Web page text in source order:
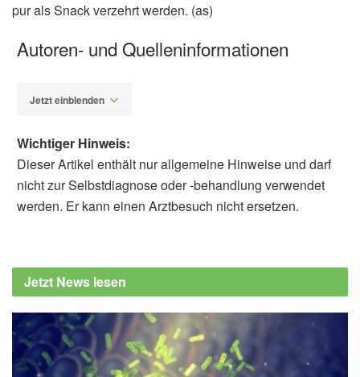
pur als Snack verzehrt werden. (as)
Autoren- und Quelleninformationen
Jetzt einblenden
Michelle L. Zuelch, Carl L. Keen , Robert M.
Hackman, et al.: Strawberry (Fragaria x
disease outcomes: a comprehensive
literature review; in: Critical Reviews in Food
Science and Nutrition (veröffentlicht
Wichtiger Hinweis:
Dieser Artikel enthält nur allgemeine Hinweise und darf
nicht zur Selbstdiagnose oder -behandlung verwendet
werden. Er kann einen Arztbesuch nicht ersetzen.
Jetzt News lesen